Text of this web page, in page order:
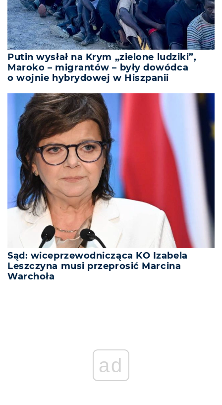
Putin wysłał na Krym „zielone ludziki”,
Maroko – migrantów – były dowódca
o wojnie hybrydowej w Hiszpanii
Sąd: wiceprzewodnicząca KO Izabela
Leszczyna musi przeprosić Marcina
Warchoła
ad